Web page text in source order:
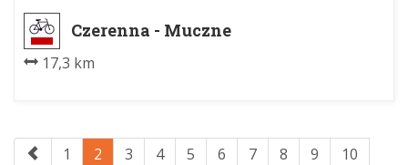
Czerenna - Muczne
17,3 km
1 2 3 4 5 6 7 8 9 10